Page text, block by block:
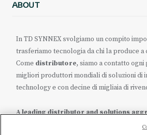
ABOUT
In TD SYNNEX svolgiamo un compito
trasferiamo tecnologia da chi la produce a
Come distributore, siamo a contatto ogni
migliori produttori mondiali di soluzioni di
technology e con decine di migliaia di
A leading distributor and solutions